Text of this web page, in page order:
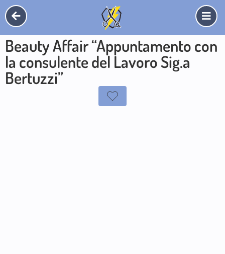
Beauty Affair “Appuntamento con
la consulente del Lavoro Sig.a
Bertuzzi”